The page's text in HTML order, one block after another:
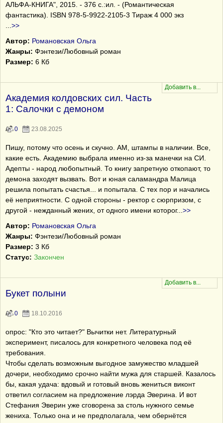
АЛЬФА-КНИГА", 2015. - 376 с.:ил. - (Романтическая
фантастика). ISBN 978-5-9922-2105-3 Тираж 4 000 экз
>>
Автор: Романовская Ольга
Жанры: Фэнтези/Любовный роман
Размер: 6 Кб
Академия колдовских сил. Часть
1: Салочки с демоном
0 23.08.2025
Пишу, потому что осень и скучно. АМ, штампы в наличии. Все,
какие есть. Академию выбрала именно из-за манечки на СИ.
Адепты - народ любопытный. То книгу запретную откопают, то
демона заходят вызвать. Вот и юная саламандра Малица
решила попытать счастья... и попытала. С тех пор и начались
её неприятности. С одной стороны - ректор с сюрпризом, с
другой - нежданный жених, от одного имени которог... >>
Автор: Романовская Ольга
Жанры: Фэнтези/Любовный роман
Размер: 3 Кб
Статус: Закончен
Букет полыни
0 18.10.2016
опрос: "Кто это читает?" Вычитки нет. Литературный
эксперимент, писалось для конкретного человека под её
требования.
Чтобы сделать возможным выгодное замужество младшей
дочери, необходимо срочно найти мужа для старшей. Казалось
бы, какая удача: вдовый и готовый вновь жениться виконт
ответил согласием на предложение лэрда Эверина. И вот
Стефания Эверин уже сговорена за столь нужного семье
жениха. Только она и не предполагала, чем обернётся